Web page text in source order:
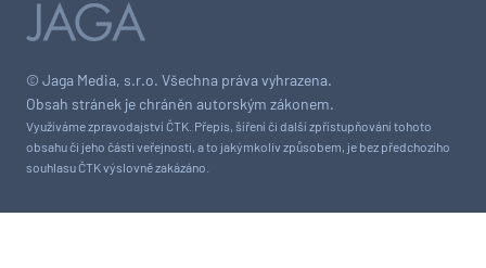
© Jaga Media, s.r.o. Všechna práva vyhrazena.
Obsah stránek je chráněn autorským zákonem.
Využíváme zpravodajství ČTK. Přepis, šíření či další zpřístupňování tohoto
obsahu či jeho části veřejnosti, a to jakýmkoliv způsobem, je bez předchozího
souhlasu ČTK výslovně zakázáno.